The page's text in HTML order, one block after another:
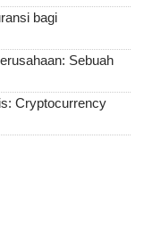
bagi
Sebuah
Cryptocurrency